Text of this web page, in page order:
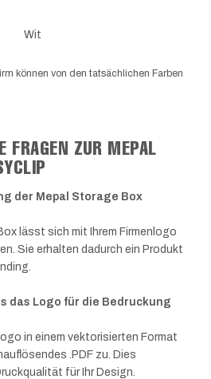
Wit
können von den tatsächlichen Farben
FRAGEN ZUR MEPAL
der Mepal Storage Box
lässt sich mit Ihrem Firmenlogo
Sie erhalten dadurch ein Produkt
das Logo für die Bedruckung
in einem vektorisierten Format
.PDF zu. Dies
für Ihr Design.